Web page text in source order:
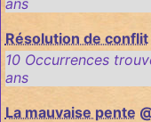
ans
Résolution de conflit
10 Occurrences
ans
La mauvaise pente